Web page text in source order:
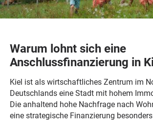
Warum lohnt sich eine
Anschlussfinanzierung in
Kiel ist als wirtschaftliches Zentrum im
Deutschlands eine Stadt mit hohem
Die anhaltend hohe Nachfrage nach
eine strategische Finanzierung